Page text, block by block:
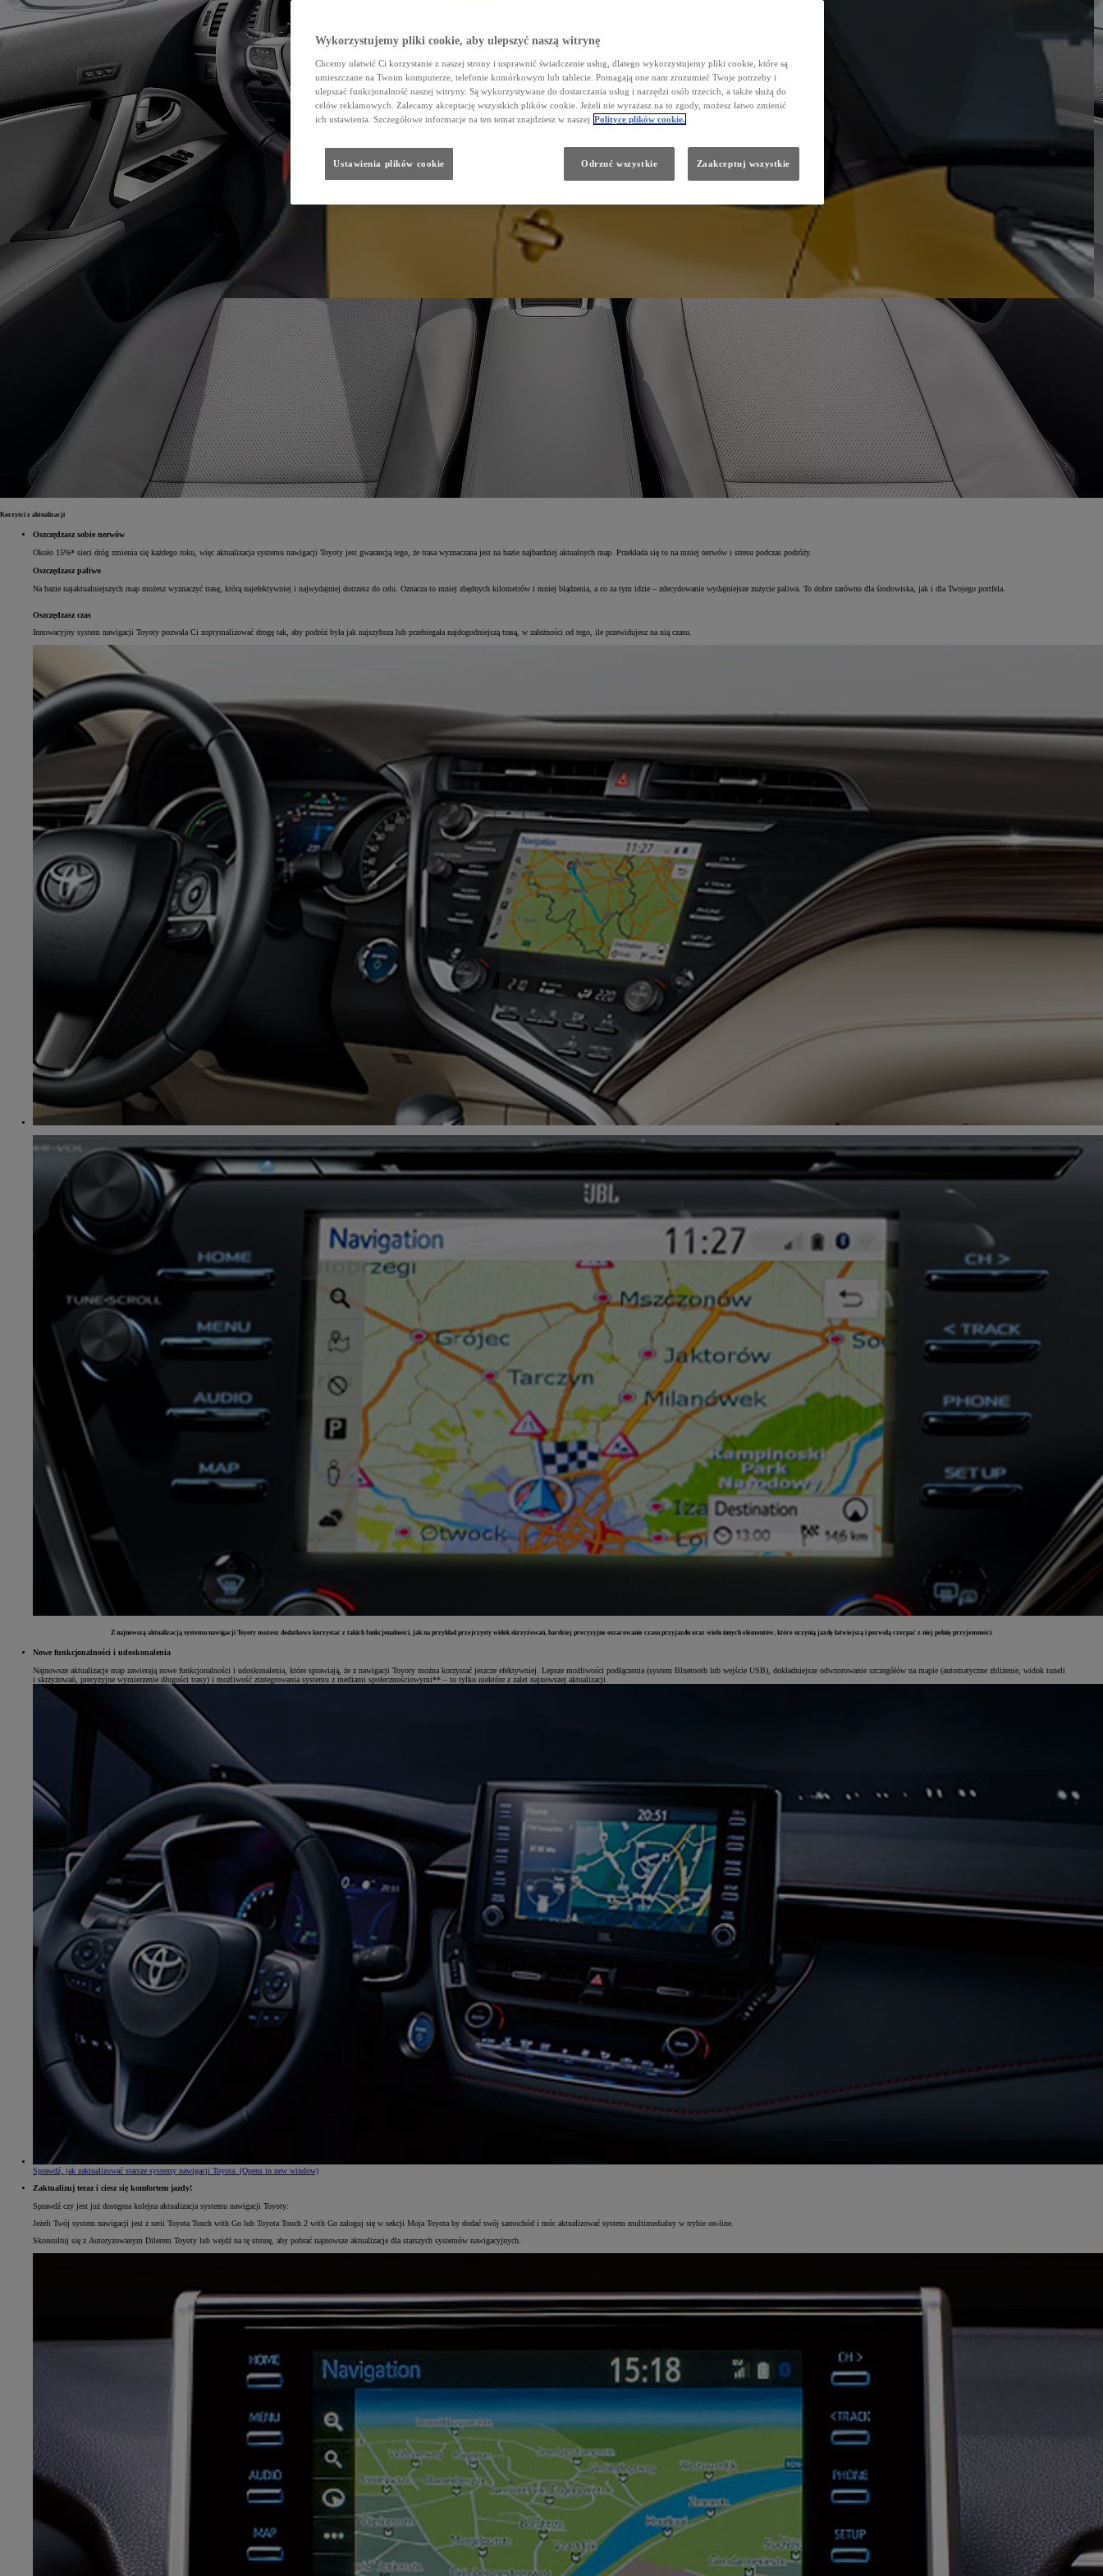
Yaris Cross
HYBRID
Korzyści z aktualizacji
Oszczędzasz sobie nerwów
Około 15%* sieci dróg zmienia się każdego roku, więc aktualizacja systemu nawigacji Toyoty jest gwarancją tego, że trasa wyznaczana jest na bazie najbardziej aktualnych map. Przekłada się to na mniej nerwów i stresu podczas podróży.
Oszczędzasz paliwo
Na bazie najaktualniejszych map możesz wyznaczyć trasę, którą najefektywniej i najwydajniej dotrzesz do celu. Oznacza to mniej zbędnych kilometrów i mniej błądzenia, a co za tym idzie – zdecydowanie wydajniejsze zużycie paliwa. To dobre zarówno dla środowiska, jak i dla Twojego portfela.
Oszczędzasz czas
Innowacyjny system nawigacji Toyoty pozwala Ci zoptymalizować drogę tak, aby podróż była jak najszybsza lub przebiegała najdogodniejszą trasą, w zależności od tego, ile przewidujesz na nią czasu.
Z najnowszą aktualizacją systemu nawigacji Toyoty możesz dodatkowo korzystać z takich funkcjonalności, jak na przykład przejrzysty widok skrzyżowań, bardziej precyzyjne oszacowanie czasu przyjazdu oraz wielu innych elementów, które uczynią jazdę łatwiejszą i pozwolą czerpać z niej pełnię przyjemności.
Nowe funkcjonalności i udoskonalenia
Najnowsze aktualizacje map zawierają nowe funkcjonalności i udoskonalenia, które sprawiają, że z nawigacji Toyoty można korzystać jeszcze efektywniej. Lepsze możliwości podłączenia (system Bluetooth lub wejście USB), dokładniejsze odwzorowanie szczegółów na mapie (automatyczne zbliżenie, widok tuneli
i skrzyżowań, precyzyjne wymierzenie długości trasy) i możliwość zintegrowania systemu z mediami społecznościowymi** – to tylko niektóre z zalet najnowszej aktualizacji.
Sprawdź, jak zaktualizować starsze systemy nawigacji Toyota. (Opens in new window)
Zaktualizuj teraz i ciesz się komfortem jazdy!
Sprawdź czy jest już dostępna kolejna aktualizacja systemu nawigacji Toyoty:
Jeżeli Twój system nawigacji jest z serii Toyota Touch with Go lub Toyota Touch 2 with Go zaloguj się w sekcji Moja Toyota by dodać swój samochód i móc aktualizować system multimedialny w trybie on-line.
Skonsultuj się z Autoryzowanym Dilerem Toyoty lub wejdź na tę stronę, aby pobrać najnowsze aktualizacje dla starszych systemów nawigacyjnych.
Wykorzystujemy pliki cookie, aby ulepszyć naszą witrynę
Chcemy ułatwić Ci korzystanie z naszej strony i usprawnić świadczenie usług, dlatego wykorzystujemy pliki cookie, które są
umieszczane na Twoim komputerze, telefonie komórkowym lub tablecie. Pomagają one nam zrozumieć Twoje potrzeby i
ulepszać funkcjonalność naszej witryny. Są wykorzystywane do dostarczania usług i narzędzi osób trzecich, a także służą do
celów reklamowych. Zalecamy akceptację wszystkich plików cookie. Jeżeli nie wyrażasz na to zgody, możesz łatwo zmienić
ich ustawienia. Szczegółowe informacje na ten temat znajdziesz w naszej Polityce plików cookie.
Odrzuć wszystkie Zaakceptuj wszystkie
Ustawienia plików cookie